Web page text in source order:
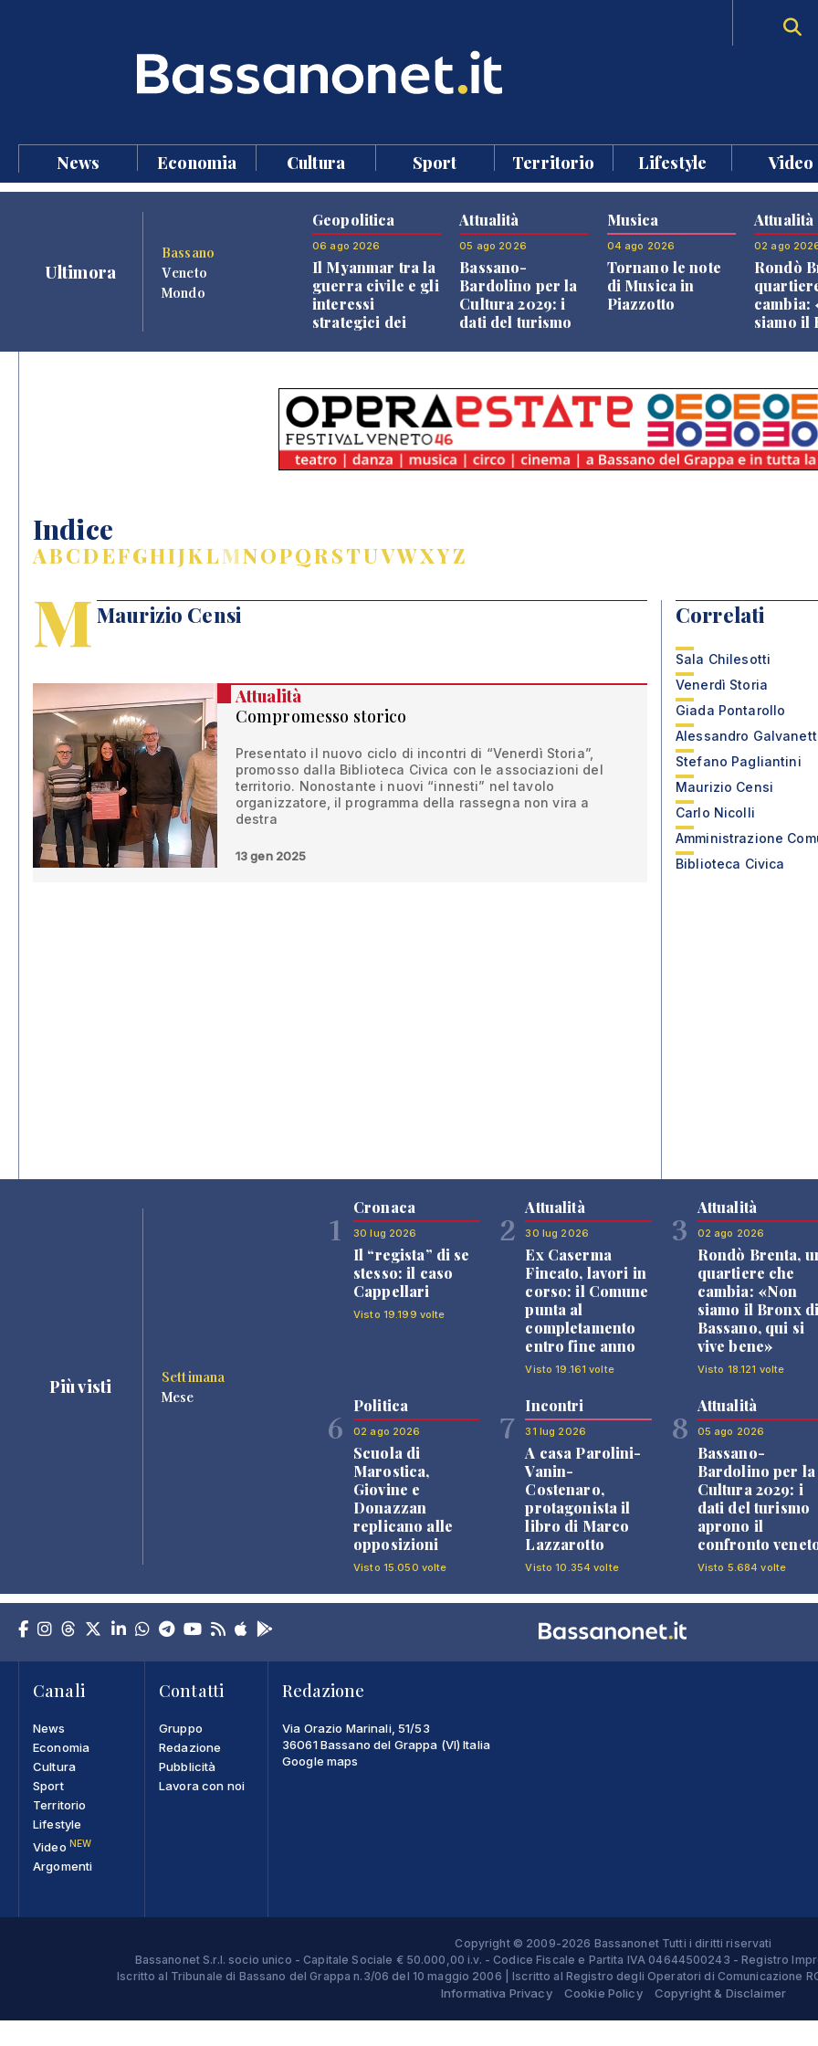
News Economia Cultura Sport Territorio Lifestyle Video
Ultimora
Bassano
Veneto
Mondo
Geopolitica
06 ago 2026
Il Myanmar tra la
guerra civile e gli
interessi
strategici dei
Attualità
05 ago 2026
Bassano-
Bardolino per la
Cultura 2029: i
dati del turismo
Musica
04 ago 2026
Tornano le note
di Musica in
Piazzotto
Attualità
02 ago
Rondò
cambia:
siamo il
Indice
ABCDEFGHIJKLMNOPQRSTUVWXYZ
M Maurizio Censi
Attualità
Compromesso storico
Presentato il nuovo ciclo di incontri di “Venerdì Storia”,
promosso dalla Biblioteca Civica con le associazioni del
territorio. Nonostante i nuovi “innesti” nel tavolo
organizzatore, il programma della rassegna non vira a
destra
13 gen 2025
Correlati
Sala Chilesotti
Venerdì Storia
Giada Pontarollo
Alessandro
Stefano Pagliantini
Maurizio Censi
Carlo Nicolli
Amministrazione
Biblioteca Civica
Più visti
Settimana
Mese
1
Cronaca
30 lug 2026
Il “regista” di se
stesso: il caso
Cappellari
Visto 19.199 volte
2
Attualità
30 lug 2026
Ex Caserma
Fincato, lavori in
corso: il Comune
punta al
completamento
entro fine anno
Visto 19.161 volte
3
Attualità
02 ago 2026
Rondò Brenta,
quartiere che
cambia: «Non
siamo il Bronx
Bassano, qui si
vive bene»
Visto 18.121 volte
6
Politica
02 ago 2026
Scuola di
Marostica,
Giovine e
Donazzan
replicano alle
opposizioni
Visto 15.050 volte
7
Incontri
31 lug 2026
A casa Parolini-
Vanin-
Costenaro,
protagonista il
libro di Marco
Lazzarotto
Visto 10.354 volte
8
Attualità
05 ago 2026
Bassano-
Bardolino per la
Cultura 2029: i
dati del turismo
aprono il
confronto
Visto 5.684 volte
Canali
News
Economia
Cultura
Sport
Territorio
Lifestyle
Video NEW
Argomenti
Contatti
Gruppo
Redazione
Pubblicità
Lavora con noi
Redazione
Via Orazio Marinali, 51/53
36061 Bassano del Grappa (VI) Italia
Google maps
Copyright © 2009-2026 Bassanonet Tutti i diritti riservati
Bassanonet S.r.l. socio unico - Capitale Sociale € 50.000,00 i.v. - Codice Fiscale e Partita IVA 04644500243 - Registro
Iscritto al Tribunale di Bassano del Grappa n.3/06 del 10 maggio 2006 | Iscritto al Registro degli Operatori di Comunicazione
Informativa Privacy Cookie Policy Copyright & Disclaimer